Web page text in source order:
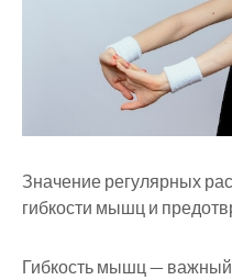
Значение регулярных
гибкости мышц и
Гибкость мышц — важный